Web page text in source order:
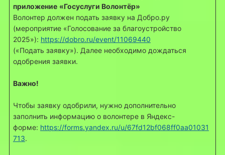
приложение «Госуслуги Волонтёр»
Волонтер должен подать заявку на Добро.ру
(мероприятие «Голосование за благоустройство
2025»): https://dobro.ru/event/11069440
(«Подать заявку»). Далее необходимо дождаться
одобрения заявки.
Важно!
Чтобы заявку одобрили, нужно дополнительно
заполнить информацию о волонтере в Яндекс-
форме: https://forms.yandex.ru/u/67fd12bf068ff0aa01031
713.